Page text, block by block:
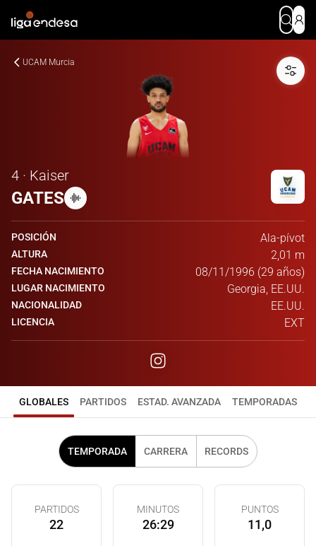
UCAM Murcia
4 · Kaiser
GATES
POSICIÓN Ala-pívot
ALTURA 2,01 m
FECHA NACIMIENTO 08/11/1996 (29 años)
LUGAR NACIMIENTO Georgia, EE.UU.
NACIONALIDAD EE.UU.
LICENCIA EXT
GLOBALES PARTIDOS ESTAD. AVANZADA TEMPORADAS
TEMPORADA CARRERA RECORDS
PARTIDOS
22
MINUTOS
26:29
PUNTOS
11,0